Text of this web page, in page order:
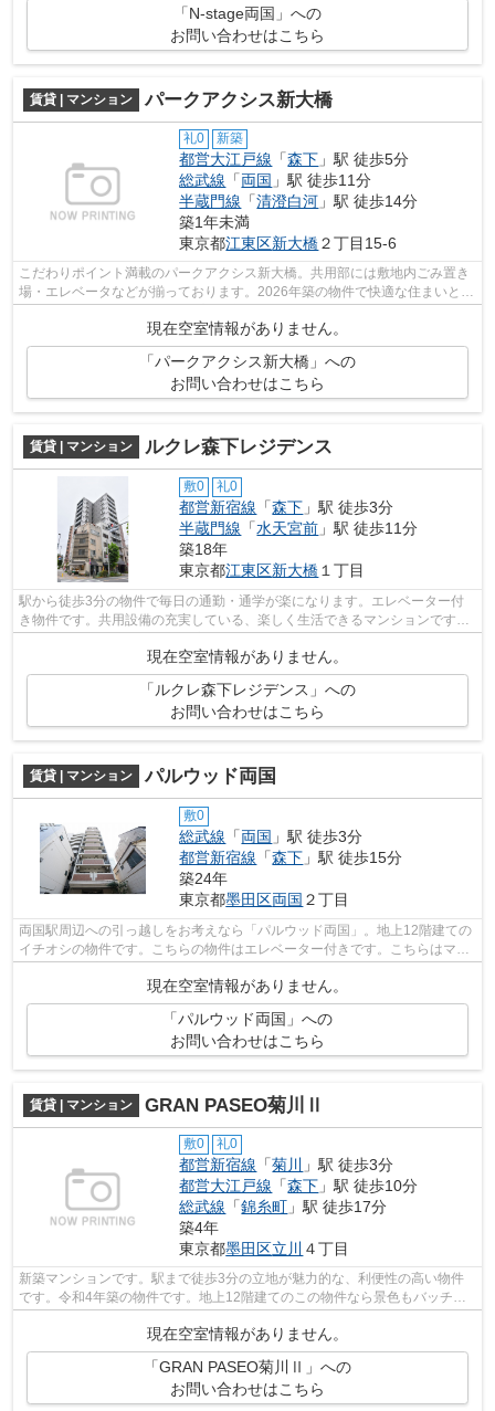
「N-stage両国」への
お問い合わせはこちら
賃貸 | マンション パークアクシス新大橋
礼0 新築
都営大江戸線 「森下 」駅 徒歩5分
総武線 「両国 」駅 徒歩11分
半蔵門線 「清澄白河 」駅 徒歩14分
築1年未満
東京都江東区新大橋２丁目15-6
こだわりポイント満載のパークアクシス新大橋。共用部には敷地内ごみ置き
場・エレベータなどが揃っております。2026年築の物件で快適な住まいとな
っています。マンションタイプのお部...
現在空室情報がありません。
「パークアクシス新大橋」への
お問い合わせはこちら
賃貸 | マンション ルクレ森下レジデンス
敷0 礼0
都営新宿線 「森下 」駅 徒歩3分
半蔵門線 「水天宮前 」駅 徒歩11分
築18年
東京都江東区新大橋１丁目
駅から徒歩3分の物件で毎日の通勤・通学が楽になります。エレベーター付
き物件です。共用設備の充実している、楽しく生活できるマンションです。
現在空室情報がありません。
「ルクレ森下レジデンス」への
お問い合わせはこちら
賃貸 | マンション パルウッド両国
敷0
総武線 「両国 」駅 徒歩3分
都営新宿線 「森下 」駅 徒歩15分
築24年
東京都墨田区両国 ２丁目
両国駅周辺への引っ越しをお考えなら「パルウッド両国」。地上12階建ての
イチオシの物件です。こちらの物件はエレベーター付きです。こちらはマン
現在空室情報がありません。
「パルウッド両国」への
お問い合わせはこちら
賃貸 | マンション GRAN PASEO菊川Ⅱ
敷0 礼0
都営新宿線 「菊川
」駅 徒歩3分
都営大江戸線 「森下 」駅 徒歩10分
総武線 「錦糸町 」駅 徒歩17分
築4年
東京都墨田区立川 ４丁目
新築マンションです。駅まで徒歩3分の立地が魅力的な、利便性の高い物件
です。令和4年築の物件です。地上12階建てのこの物件なら景色もバッチリ
です。墨田区エリアの賃貸情報はXROOMS...
現在空室情報がありません。
「GRAN PASEO菊川Ⅱ」への
お問い合わせはこちら